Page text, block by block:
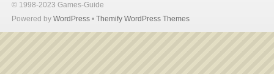
© 1998-2023 Games-Guide
Powered by WordPress • Themify WordPress Themes